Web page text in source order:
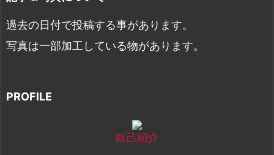
過去の日付で投稿する事があります。
写真は一部加工している物があります。
PROFILE
自己紹介